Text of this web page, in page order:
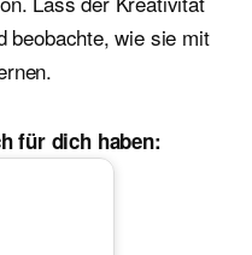
beobachte, wie sie mit
für dich haben: